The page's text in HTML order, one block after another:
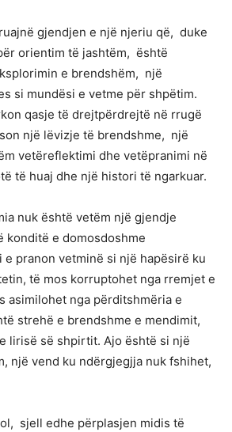
gjendjen e një njeriu që, duke
orientim të jashtëm, është
e brendshëm, një
si mundësi e vetme për shpëtim.
qasje të drejtpërdrejtë në rrugë
një lëvizje të brendshme, një
vetëreflektimi dhe vetëpranimi në
të huaj dhe një histori të ngarkuar.
nuk është vetëm një gjendje
konditë e domosdoshme
e pranon vetminë si një hapësirë ku
të mos korruptohet nga rremjet e
asimilohet nga përditshmëria e
strehë e brendshme e mendimit,
lirisë së shpirtit. Ajo është si një
një vend ku ndërgjegjja nuk fshihet,
sjell edhe përplasjen midis të